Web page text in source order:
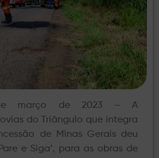
março de 2023 – A
do Triângulo que integra
de Minas Gerais deu
e Siga’, para as obras de